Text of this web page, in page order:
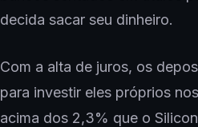
decida sacar seu dinheiro.
Com a alta de juros, os
para investir eles próprios
acima dos 2,3% que o